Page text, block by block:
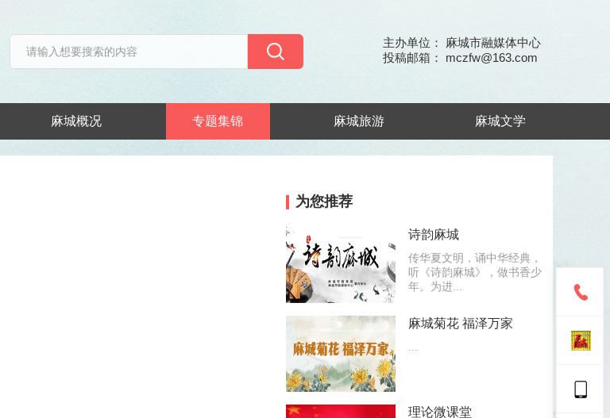
主办单位： 麻城市融媒体中心
投稿邮箱： mczfw@163.com
麻城概况 专题集锦 麻城旅游 麻城文学
为您推荐
诗韵麻城
传华夏文明，诵中华经典，
听《诗韵麻城》，做书香少
年。为进...
麻城菊花 福泽万家
理论微课堂